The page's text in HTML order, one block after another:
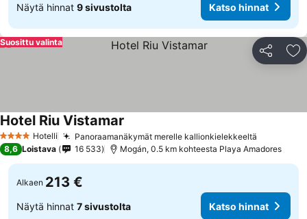
Näytä hinnat 9 sivustolta Katso hinnat
Jaa
Suosittu valinta
4 Tähtiluokitus
Hotelli Panoraamanäkymät merelle kallionkielekkeeltä
Hotel Riu Vistamar
8,6 Loistava 16 533 Mogán, 0.5 km kohteesta Playa Amadores
Alkaen 213 €
Näytä hinnat 7 sivustolta Katso hinnat